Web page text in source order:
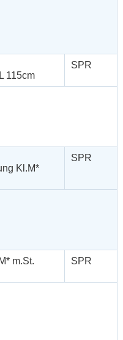
115cm
SPR
Kl.M*
SPR
m.St.
SPR